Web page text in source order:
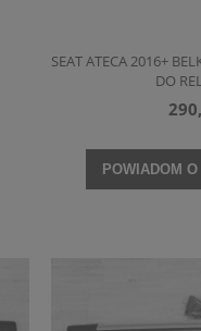
SEAT ATECA 2016+
DO
POWIADOM